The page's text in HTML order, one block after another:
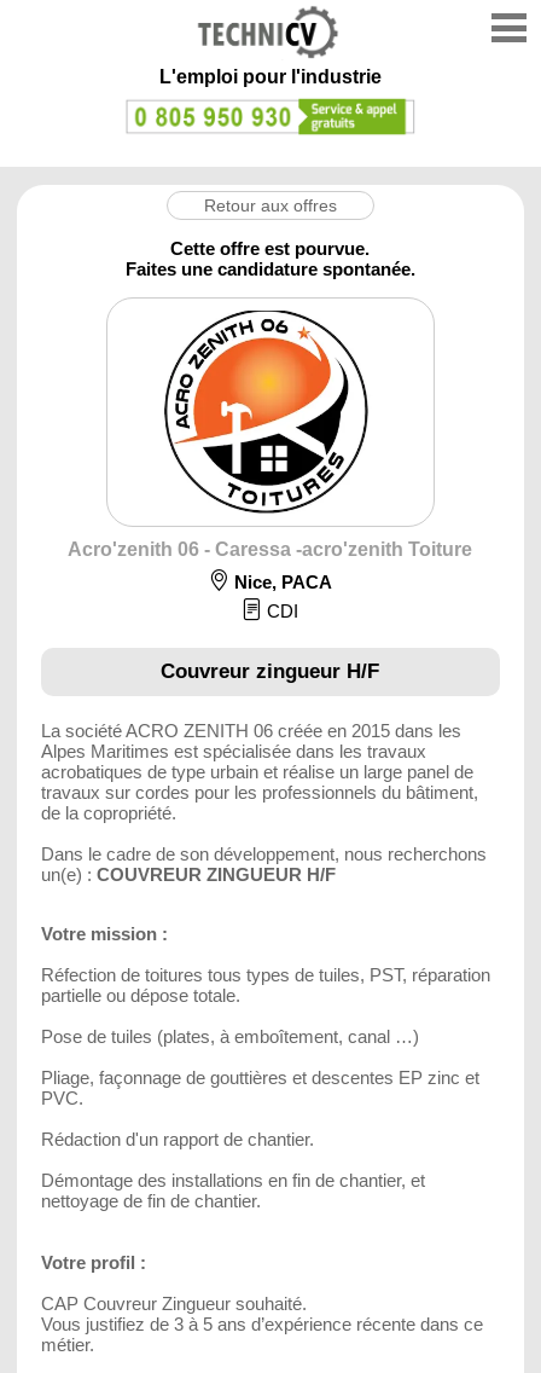
L'emploi pour l'industrie
Retour aux offres
Cette offre est pourvue.
Faites une candidature spontanée.
Acro'zenith 06 - Caressa -acro'zenith Toiture
Nice, PACA
CDI
Couvreur zingueur H/F
La société ACRO ZENITH 06 créée en 2015 dans les
Alpes Maritimes est spécialisée dans les travaux
acrobatiques de type urbain et réalise un large panel de
travaux sur cordes pour les professionnels du bâtiment,
de la copropriété.
Dans le cadre de son développement, nous recherchons
un(e) : COUVREUR ZINGUEUR H/F
Votre mission :
Réfection de toitures tous types de tuiles, PST, réparation
partielle ou dépose totale.
Pose de tuiles (plates, à emboîtement, canal …)
Pliage, façonnage de gouttières et descentes EP zinc et
PVC.
Rédaction d'un rapport de chantier.
Démontage des installations en fin de chantier, et
nettoyage de fin de chantier.
Votre profil :
CAP Couvreur Zingueur souhaité.
Vous justifiez de 3 à 5 ans d’expérience récente dans ce
métier.